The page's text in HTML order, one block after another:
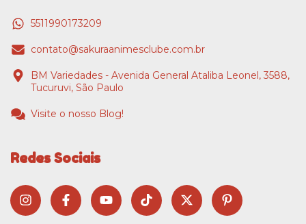
5511990173209
contato@sakuraanimesclube.com.br
BM Variedades - Avenida General Ataliba Leonel, 3588,
Tucuruvi, São Paulo
Visite o nosso Blog!
Redes Sociais